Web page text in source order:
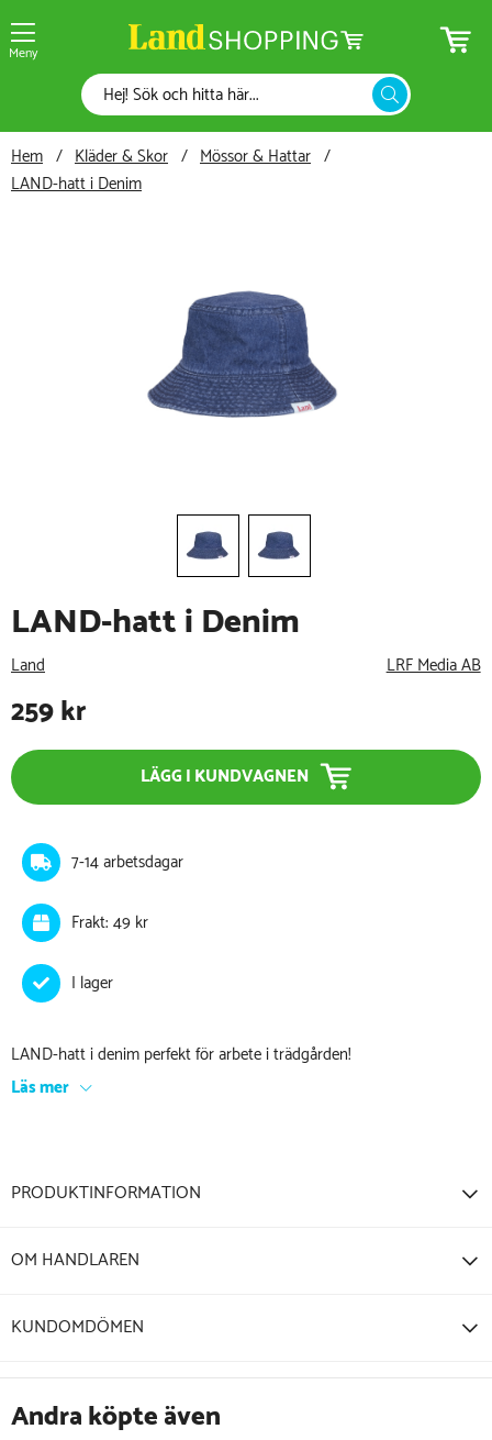
Meny
Hem Kläder & Skor
Mössor & Hattar
LAND-hatt i Denim
LAND-hatt i Denim
Land LRF Media AB
259kr
LÄGG I KUNDVAGNEN
7-14 arbetsdagar
Frakt: 49 kr
LAND-hatt i denim perfekt för arbete i trädgården!
Läs mer
PRODUKTINFORMATION
OM HANDLAREN
KUNDOMDÖMEN
Andra köpte även